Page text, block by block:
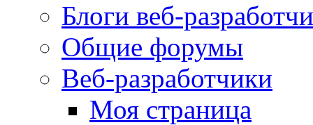
Блоги веб-
Общие форумы
Веб-разработчики
Моя страница